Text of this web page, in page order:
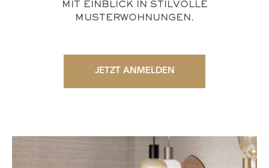
MIT EINBLICK IN STILVOLLE
MUSTERWOHNUNGEN.
JETZT ANMELDEN